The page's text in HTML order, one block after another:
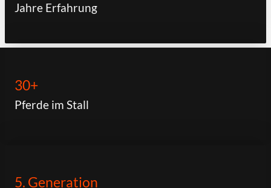
Jahre Erfahrung
30+
Pferde im Stall
5. Generation